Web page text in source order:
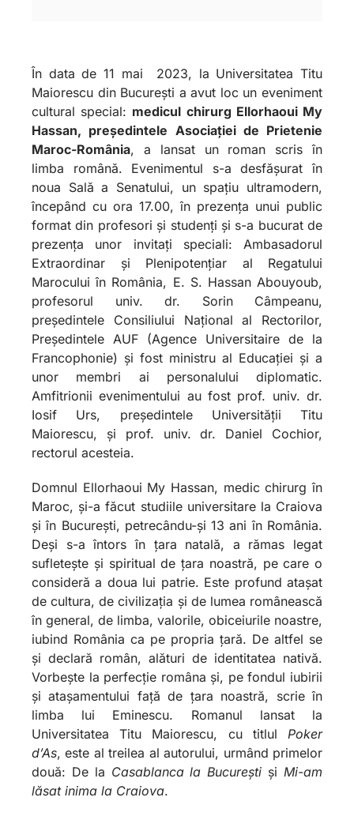
În data de 11 mai 2023, la Universitatea Titu
Maiorescu din București a avut loc un eveniment
cultural special: medicul chirurg Ellorhaoui My
Hassan, președintele Asociației de Prietenie
Maroc-România, a lansat un roman scris în
limba română. Evenimentul s-a desfășurat în
noua Sală a Senatului, un spațiu ultramodern,
începând cu ora 17.00, în prezența unui public
format din profesori și studenți și s-a bucurat de
prezența unor invitați speciali: Ambasadorul
Extraordinar și Plenipotențiar al Regatului
Marocului în România, E. S. Hassan Abouyoub,
profesorul univ. dr. Sorin Câmpeanu,
președintele Consiliului Național al Rectorilor,
Președintele AUF (Agence Universitaire de la
Francophonie) și fost ministru al Educației și a
unor membri ai personalului diplomatic.
Amfitrionii evenimentului au fost prof. univ. dr.
Iosif Urs, președintele Universității Titu
Maiorescu, și prof. univ. dr. Daniel Cochior,
rectorul acesteia.
Domnul Ellorhaoui My Hassan, medic chirurg în
Maroc, și-a făcut studiile universitare la Craiova
și în București, petrecându-și 13 ani în România.
Deși s-a întors în țara natală, a rămas legat
sufletește și spiritual de țara noastră, pe care o
consideră a doua lui patrie. Este profund atașat
de cultura, de civilizația și de lumea românească
în general, de limba, valorile, obiceiurile noastre,
iubind România ca pe propria țară. De altfel se
și declară român, alături de identitatea nativă.
Vorbește la perfecție româna și, pe fondul iubirii
și atașamentului față de țara noastră, scrie în
limba lui Eminescu. Romanul lansat la
Universitatea Titu Maiorescu, cu titlul Poker
d’As, este al treilea al autorului, urmând primelor
două: De la Casablanca la București și Mi-am
lăsat inima la Craiova.